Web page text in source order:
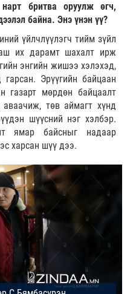
бритва оруулж өгч,
байна. Энэ үнэн үү?
үйлчлүүлэгч тийм зүйл
их дарамт шахалт ирж
энгийн жишээ хэлэхэд,
Эрүүгийн байцаан
газарт мөрдөн байцаалт
аваачиж, төв аймагт хүнд
шүүсний нэг хэлбэр.
ямар байсныг надаар
харсан шүү дээ.